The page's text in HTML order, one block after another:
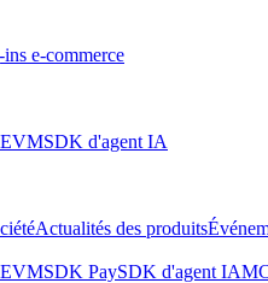
e-commerce
SDK d'agent IA
Actualités des produits
SDK PaySDK d'agent IA